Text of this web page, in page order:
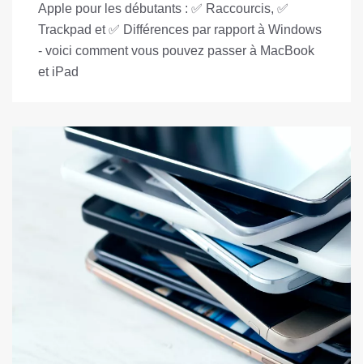
Apple pour les débutants : ✅ Raccourcis, ✅
Trackpad et ✅ Différences par rapport à Windows
- voici comment vous pouvez passer à MacBook
et iPad